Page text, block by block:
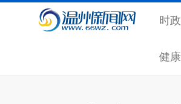
时政
健康